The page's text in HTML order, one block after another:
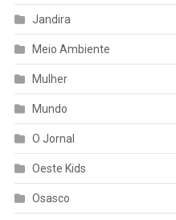
Jandira
Meio Ambiente
Mulher
Mundo
O Jornal
Oeste Kids
Osasco